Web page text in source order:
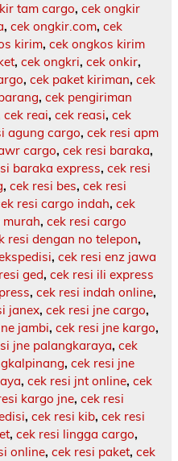
tam cargo, cek ongkir
, cek ongkir.com, cek
kirim, cek ongkos kirim
, cek ongkri, cek onkir,
, cek paket kiriman, cek
, cek pengiriman
cek reai, cek reasi, cek
agung cargo, cek resi apm
cargo, cek resi baraka,
baraka express, cek resi
, cek resi bes, cek resi
resi cargo indah, cek
murah, cek resi cargo
resi dengan no telepon,
, cek resi enz jawa
ged, cek resi ili express
, cek resi indah online,
janex, cek resi jne cargo,
jambi, cek resi jne kargo,
jne palangkaraya, cek
, cek resi jne
, cek resi jnt online, cek
kargo jne, cek resi
, cek resi kib, cek resi
, cek resi lingga cargo,
online, cek resi paket, cek